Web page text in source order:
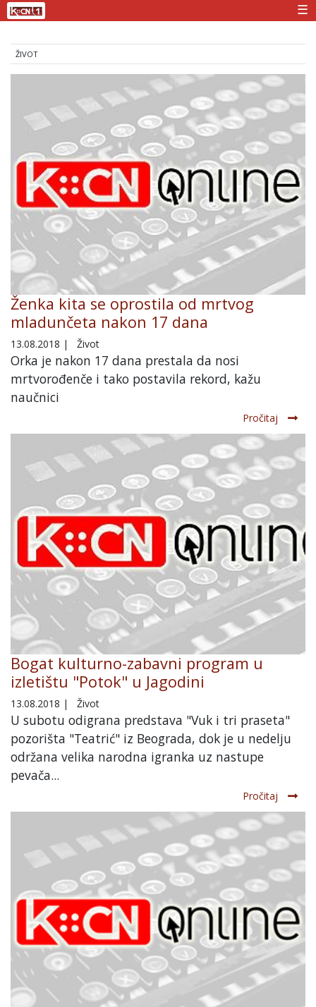
☰
ŽIVOT
Ženka kita se oprostila od mrtvog
mladunčeta nakon 17 dana
13.08.2018 | Život
Orka je nakon 17 dana prestala da nosi
mrtvorođenče i tako postavila rekord, kažu
naučnici
Pročitaj
Bogat kulturno-zabavni program u
izletištu "Potok" u Jagodini
13.08.2018 | Život
U subotu odigrana predstava "Vuk i tri praseta"
pozorišta "Teatrić" iz Beograda, dok je u nedelju
održana velika narodna igranka uz nastupe
pevača...
Pročitaj